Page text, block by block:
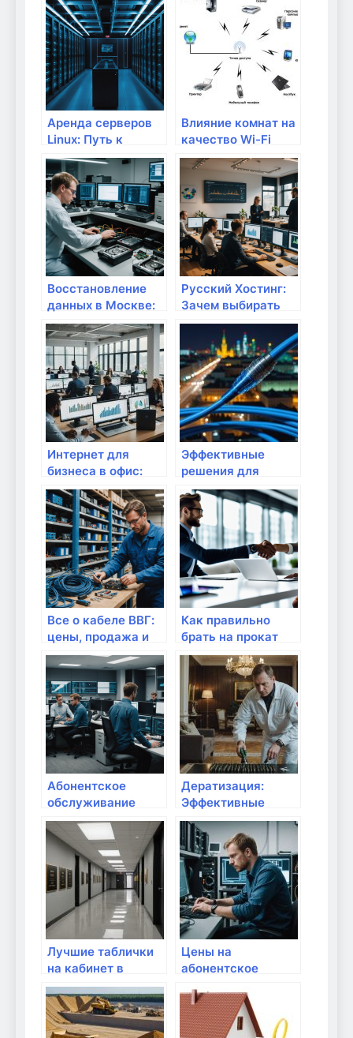
Аренда серверов
Linux: Путь к
эффективному
управлению IT-
инфраструктурой
Влияние комнат на
качество Wi-Fi
сигнала
Восстановление
данных в Москве:
надежные
решения с жестких
дисков, флешек и
RAID —
лаборатория
АЙКЭН
Русский Хостинг:
Зачем выбирать
локальные
решения для
вашего бизнеса?
Интернет для
бизнеса в офис:
надежные
решения от
провайдера
Комфорт XXI век в
Керчи
Эффективные
решения для
связи: Почему
стоит купить
оптический кабель
Инкаб в Москве
Все о кабеле ВВГ:
цены, продажа и
доставка в Москве
Как правильно
брать на прокат
интернет-
оборудование?
Абонентское
обслуживание
компьютеров
организаций в
Москве: какие
преимущества и
цены услуг от
Инновационных
Информационных
Дератизация:
Эффективные
методы борьбы с
грызунами в
Москве |
Атмосфера
Лучшие таблички
на кабинет в
Москве по
отличной цене
Цены на
абонентское
компьютеров
организаций в
Москве